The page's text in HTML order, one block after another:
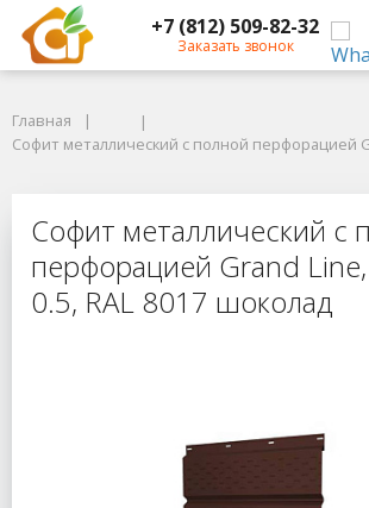
+7 (812) 509-82-32
Заказать звонок
Софит металлический с полной перфорацией
Софит металлический
Главная
Софит металлический с полной перфорацией
Софит металлический с
перфорацией Grand
0.5, RAL 8017 шоколад